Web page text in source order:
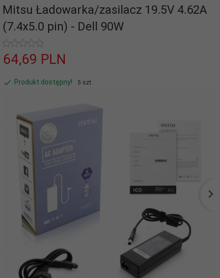
Mitsu Ładowarka/zasilacz 19.5V 4.62A
(7.4x5.0 pin) - Dell 90W
64,69 PLN
Produkt dostępny! 5 szt.